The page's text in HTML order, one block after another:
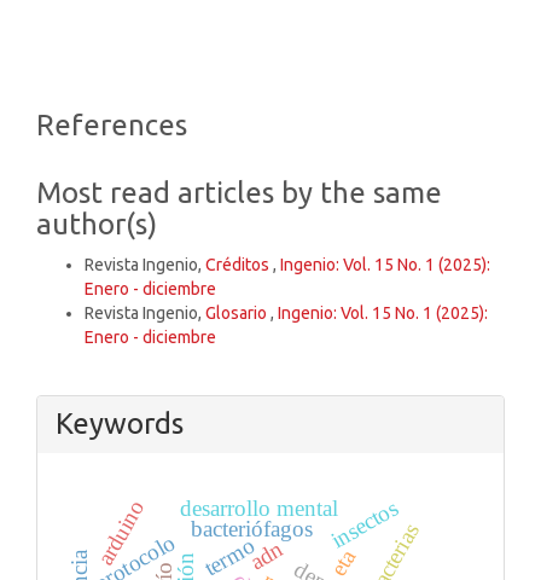
Article
References
Most read articles by the same
author(s)
Revista Ingenio, Créditos , Ingenio: Vol. 15 No. 1 (2025):
Enero - diciembre
Revista Ingenio, Glosario , Ingenio: Vol. 15 No. 1 (2025):
Enero - diciembre
Keywords
termo etabacterias
protocolo
bacteriófagos
arduino desarrollo mentalinsectos
río
adn